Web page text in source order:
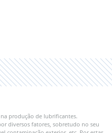
produção de lubrificantes.
diversos fatores, sobretudo no seu